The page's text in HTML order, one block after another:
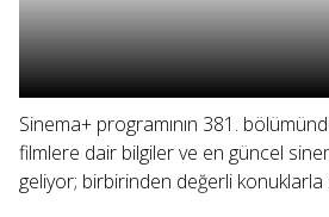
Sinema+ programının 381.
filmlere dair bilgiler ve en güncel
geliyor; birbirinden değerli